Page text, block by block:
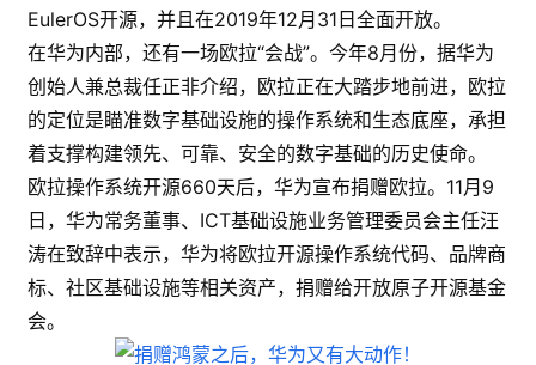
EulerOS开源，并且在2019年12月31日全面开放。
在华为内部，还有一场欧拉“会战”。今年8月份，据华为
创始人兼总裁任正非介绍，欧拉正在大踏步地前进，欧拉
的定位是瞄准数字基础设施的操作系统和生态底座，承担
着支撑构建领先、可靠、安全的数字基础的历史使命。
欧拉操作系统开源660天后，华为宣布捐赠欧拉。11月9
日，华为常务董事、ICT基础设施业务管理委员会主任汪
涛在致辞中表示，华为将欧拉开源操作系统代码、品牌商
标、社区基础设施等相关资产，捐赠给开放原子开源基金
会。